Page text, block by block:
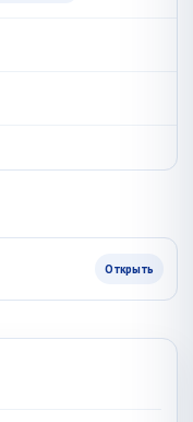
Открыть